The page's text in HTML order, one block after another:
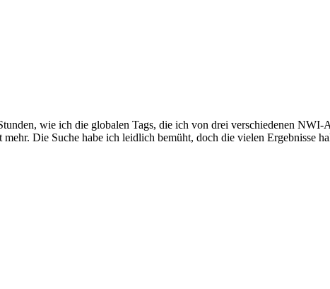
wie ich die globalen Tags, die ich von drei verschiedenen
Die Suche habe ich leidlich bemüht, doch die vielen Ergebnisse